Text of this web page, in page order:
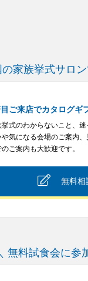
の家族挙式サロ
ご来店でカタログギ
挙式のわからないこと、
や気になる会場のご案内
のご案内も大歓迎です。
無料相
無料試食会に参